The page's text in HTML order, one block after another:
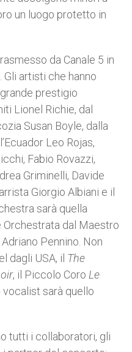
un luogo protetto in
da Canale 5 in
artisti che hanno
prestigio
Lionel Richie, dal
Susan Boyle, dalla
Leo Rojas,
Fabio Rovazzi,
Griminelli, Davide
Giorgio Albiani e il
sarà quella
Orchestrata dal Maestro
Pennino. Non
dagli USA, il The
, il Piccolo Coro Le
vocalist sarà quello
tutti i collaboratori, gli